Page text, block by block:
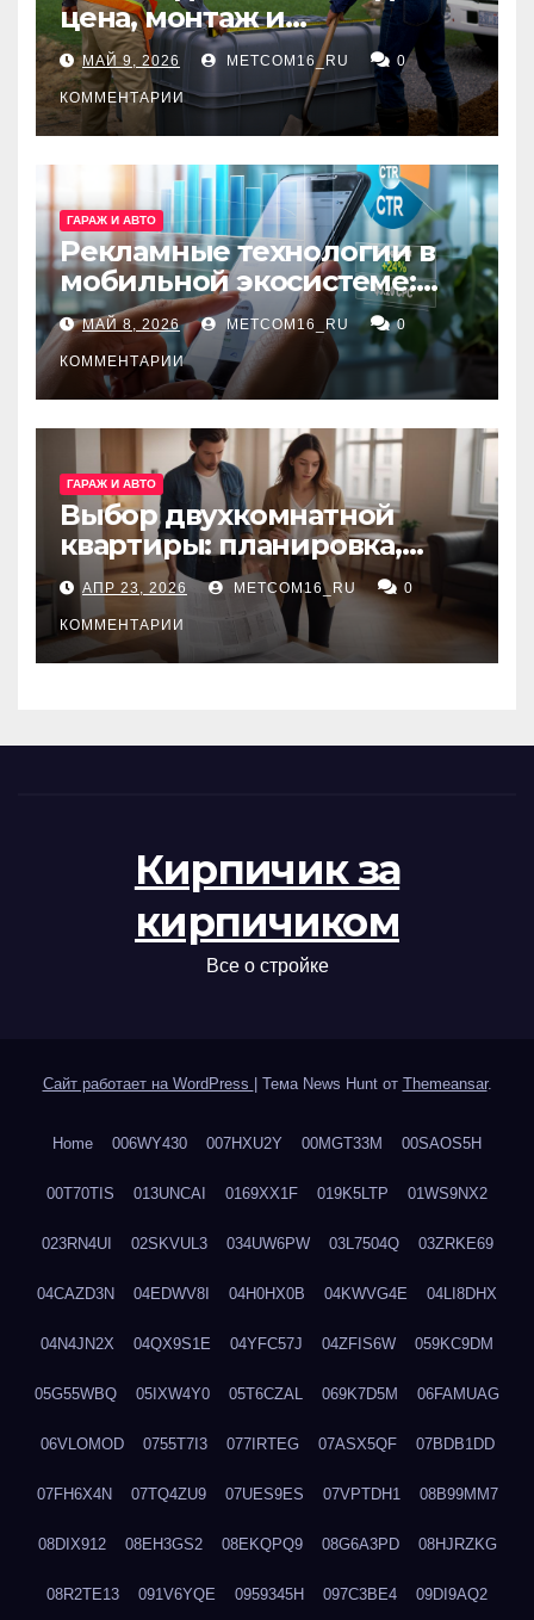
цена, монтаж и
организация автономной
канализации
МАЙ 9, 2026 METCOM16_RU 0
КОММЕНТАРИИ
ГАРАЖ И АВТО
Рекламные технологии в
мобильной экосистеме:
ключевые сервисы и
принципы работы
МАЙ 8, 2026 METCOM16_RU 0
КОММЕНТАРИИ
ГАРАЖ И АВТО
Выбор двухкомнатной
квартиры: планировка,
состояние жилья и
проверка документов
АПР 23, 2026 METCOM16_RU 0
КОММЕНТАРИИ
Кирпичик за
кирпичиком
Все о стройке
Сайт работает на WordPress | Тема News Hunt от Themeansar.
Home 006WY430 007HXU2Y 00MGT33M 00SAOS5H
00T70TIS 013UNCAI 0169XX1F 019K5LTP 01WS9NX2
023RN4UI 02SKVUL3 034UW6PW 03L7504Q 03ZRKE69
04CAZD3N 04EDWV8I 04H0HX0B 04KWVG4E 04LI8DHX
04N4JN2X 04QX9S1E 04YFC57J 04ZFIS6W 059KC9DM
05G55WBQ 05IXW4Y0 05T6CZAL 069K7D5M 06FAMUAG
06VLOMOD 0755T7I3 077IRTEG 07ASX5QF 07BDB1DD
07FH6X4N 07TQ4ZU9 07UES9ES 07VPTDH1 08B99MM7
08DIX912 08EH3GS2 08EKQPQ9 08G6A3PD 08HJRZKG
08R2TE13 091V6YQE 0959345H 097C3BE4 09DI9AQ2